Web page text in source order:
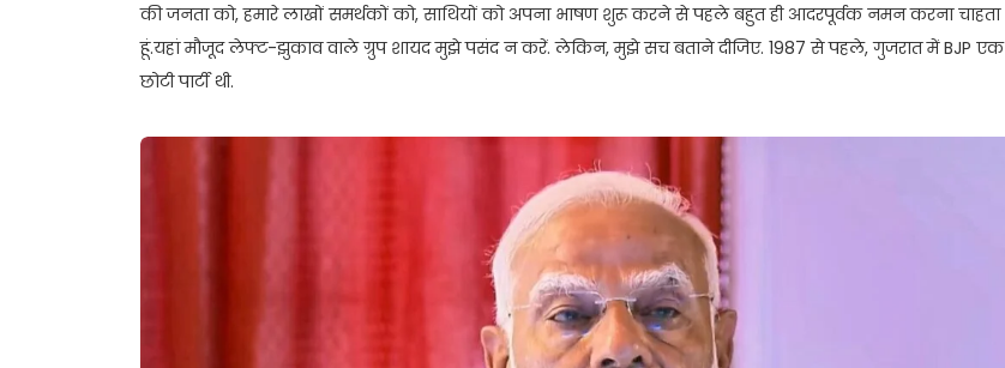
की जनता को, हमारे लाखों समर्थकों को, साथियों को अपना भाषण शुरू करने से पहले बहुत ही आदरपूर्वक नमन करना चाहता
हूं.यहां मौजूद लेफ्ट-झुकाव वाले ग्रुप शायद मुझे पसंद न करें. लेकिन, मुझे सच बताने दीजिए. 1987 से पहले, गुजरात में BJP एक
छोटी पार्टी थी.